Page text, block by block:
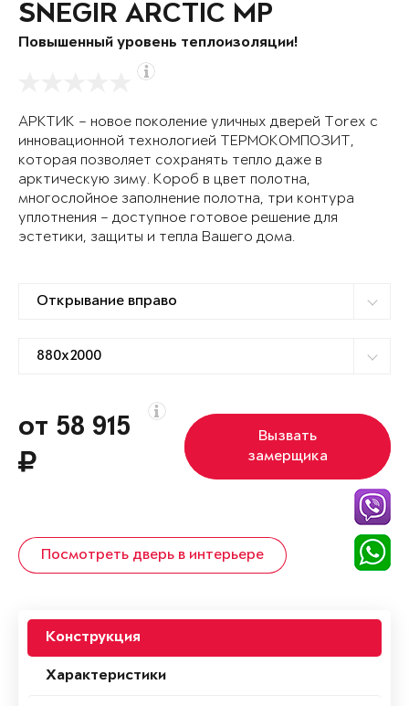
SNEGIR ARCTIC MP
Повышенный уровень теплоизоляции!
АРКТИК – новое поколение уличных дверей Torex с
инновационной технологией ТЕРМОКОМПОЗИТ,
которая позволяет сохранять тепло даже в
арктическую зиму. Короб в цвет полотна,
многослойное заполнение полотна, три контура
уплотнения – доступное готовое решение для
эстетики, защиты и тепла Вашего дома.
от 58 915
Вызвать
замерщика
Посмотреть дверь в интерьере
Конструкция
Характеристики